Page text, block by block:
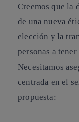
Creemos que la
de una nueva
elección y la
personas a
Necesitamos
centrada en el
propuesta: